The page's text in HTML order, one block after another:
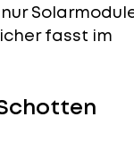
fasst im